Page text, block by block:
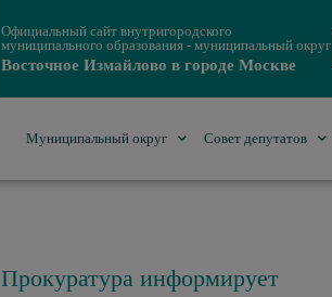
Официальный сайт внутригородского
муниципального образования - муниципальный округ
Восточное Измайлово в городе Москве
Муниципальный округ Совет депутатов
Прокуратура информирует